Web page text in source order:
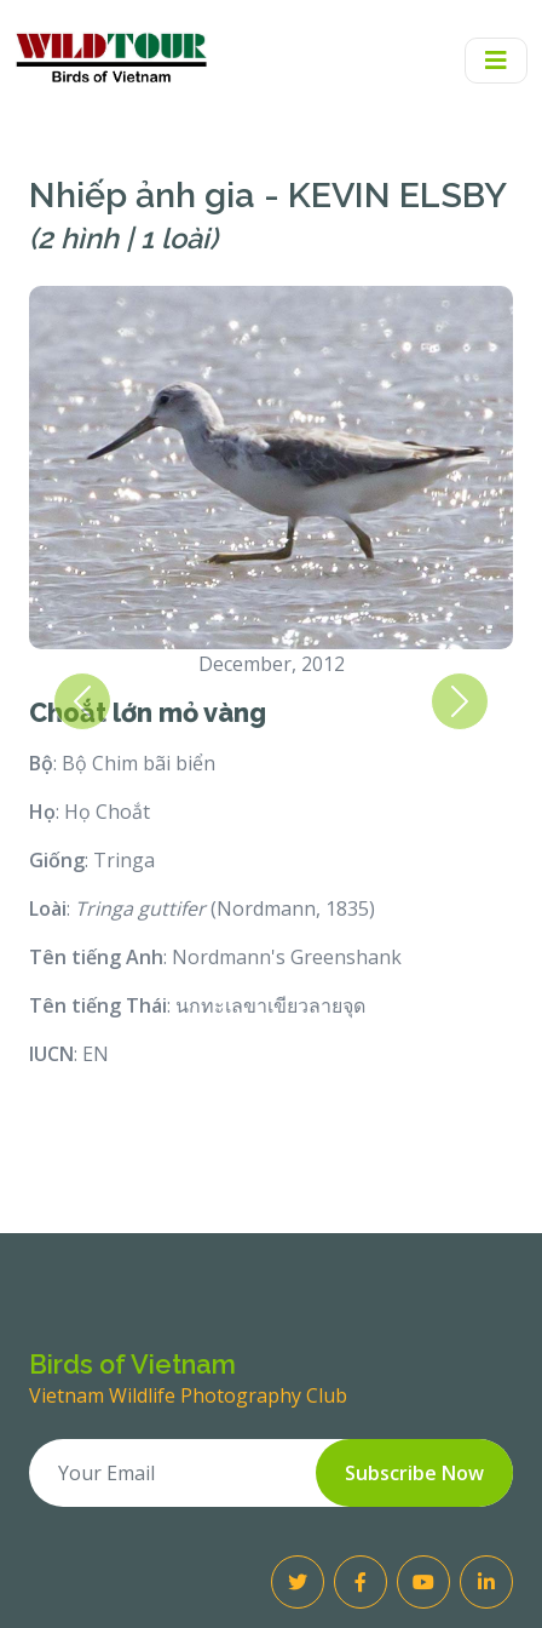
Nhiếp ảnh gia - KEVIN ELSBY
(2 hình | 1 loài)
December, 2012
Choắt lớn mỏ vàng
Bộ: Bộ Chim bãi biển
Họ: Họ Choắt
Giống: Tringa
Loài: Tringa guttifer(Nordmann, 1835)
Tên tiếng Anh: Nordmann's Greenshank
Tên tiếng Thái: นกทะเลขาเขียวลายจุด
IUCN: EN
Previous Next
Birds of Vietnam
Vietnam Wildlife Photography Club
Subscribe Now